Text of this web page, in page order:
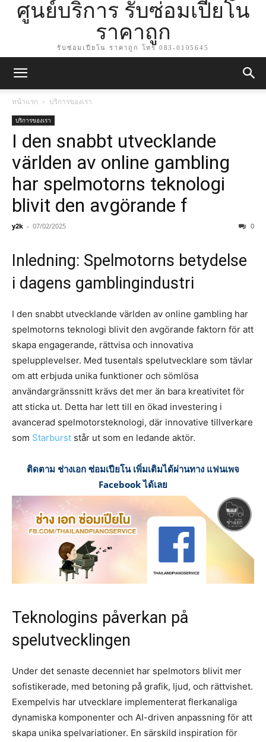
ศูนย์บริการ รับซ่อมเปียโน
ราคาถูก
รับซ่อมเปียโน ราคาถูก โทร 083-0105645
หน้าแรก บริการของเรา
บริการของเรา
I den snabbt utvecklande
världen av online gambling
har spelmotorns teknologi
blivit den avgörande f
y2k - 07/02/2025 0
Inledning: Spelmotorns betydelse
i dagens gamblingindustri
I den snabbt utvecklande världen av online gambling har
spelmotorns teknologi blivit den avgörande faktorn för att
skapa engagerande, rättvisa och innovativa
spelupplevelser. Med tusentals spelutvecklare som tävlar
om att erbjuda unika funktioner och sömlösa
användargränssnitt krävs det mer än bara kreativitet för
att sticka ut. Detta har lett till en ökad investering i
avancerad spelmotorsteknologi, där innovative tillverkare
som Starburst står ut som en ledande aktör.
ติดตาม ช่างเอก ซ่อมเปียโน เพิ่มเติมได้ผ่านทาง แฟนเพจ
Facebook ได้เลย
Teknologins påverkan på
spelutvecklingen
Under det senaste decenniet har spelmotors blivit mer
sofistikerade, med betoning på grafik, ljud, och rättvishet.
Exempelvis har utvecklare implementerat flerkanaliga
dynamiska komponenter och AI-driven anpassning för att
skapa unika spelvariationer. En särskild inspiration för